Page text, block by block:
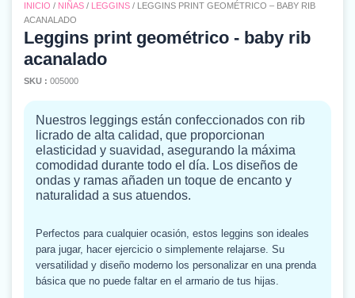
INICIO / NIÑAS / LEGGINS / LEGGINS PRINT GEOMÉTRICO – BABY RIB
ACANALADO
Leggins print geométrico - baby rib
acanalado
SKU : 005000
Nuestros leggings están confeccionados con rib
licrado de alta calidad, que proporcionan
elasticidad y suavidad, asegurando la máxima
comodidad durante todo el día. Los diseños de
ondas y ramas añaden un toque de encanto y
naturalidad a sus atuendos.
Perfectos para cualquier ocasión, estos leggins son ideales
para jugar, hacer ejercicio o simplemente relajarse. Su
versatilidad y diseño moderno los personalizar en una prenda
básica que no puede faltar en el armario de tus hijas.